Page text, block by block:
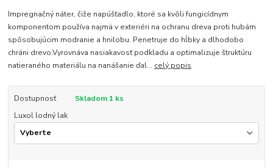
Impregnačný náter, čiže napúšťadlo, ktoré sa kvôli fungicídnym
komponentom používa najmä v exteriéri na ochranu dreva proti hubám
spôsobujúcim modranie a hnilobu. Penetruje do hĺbky a dlhodobo
chráni drevo.Vyrovnáva nasiakavosť podkladu a optimalizuje štruktúru
natieraného materiálu na nanášanie ďal... celý popis
Dostupnosť
Skladom 1 ks
Luxol lodný lak